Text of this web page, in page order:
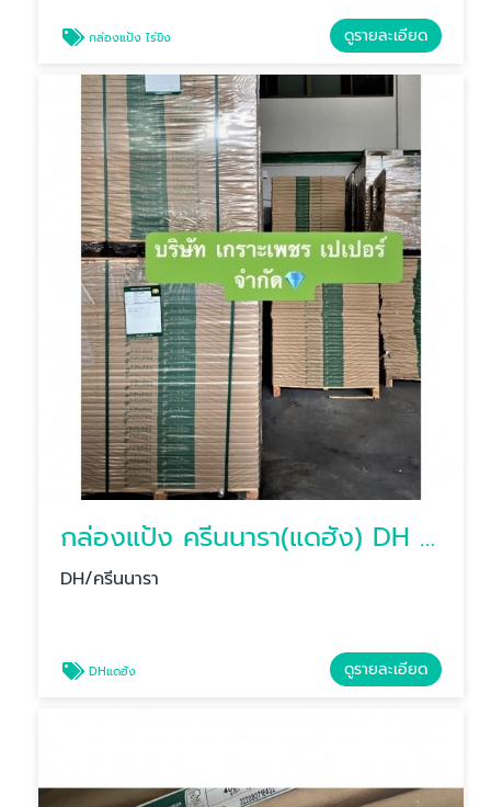
กล่องแป้ง ไร่ขิง ดูรายละเอียด
กล่องแป้ง ครีนนารา(แดฮัง) DH หลังขาว/หลังเทา
DH/ครีนนารา
DHแดฮัง ดูรายละเอียด